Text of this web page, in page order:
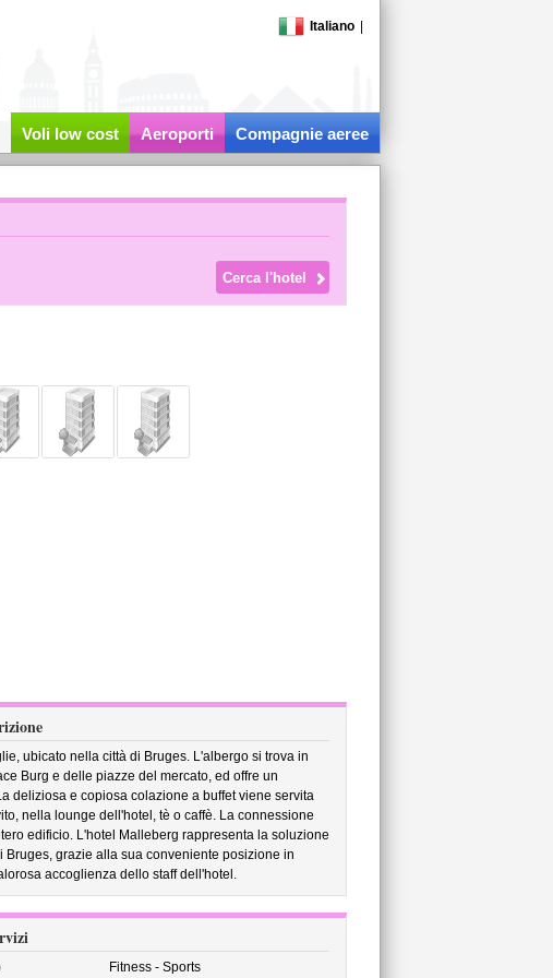
Italiano
Voli low cost Aeroporti Compagnie aeree
ubicato nella città di Bruges. L'albergo si trova in
Burg e delle piazze del mercato, ed offre un
deliziosa e copiosa colazione a buffet viene servita
nella lounge dell'hotel, tè o caffè. La connessione
edificio. L'hotel Malleberg rappresenta la soluzione
grazie alla sua conveniente posizione in
accoglienza dello staff dell'hotel.
Fitness - Sports